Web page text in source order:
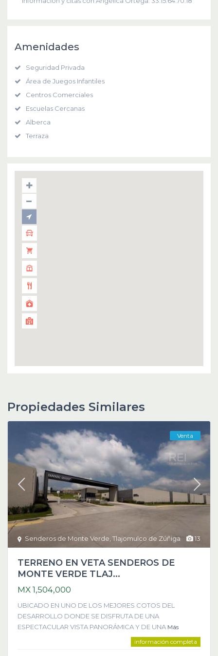
Amenidades
Seguridad Privada
Área de Juegos Infantiles
Centros Comerciales
Escuelas Cercanas
Alberca
Terraza
Propiedades Similares
13
Senderos de Monte Verde,Tlajomulco de Zúñiga
Venta
TERRENO EN VETA SENDEROS DE
MONTE VERDE TLAJ...
MX 1,504,000
UBICADO EN UNO DE LOS MEJORES COTOS DEL
DESARROLLO DONDE SE DISFRUTA DE UNA
ESPECTACULAR VISTA PANORÁMICA Y DE UNA Más
información completa